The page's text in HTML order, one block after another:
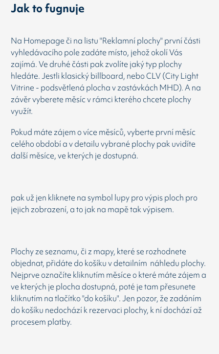
Jak to fugnuje
Na Homepage či na listu "Reklamní plochy" první části
vyhledávacího pole zadáte místo, jehož okolí Vás
zajímá. Ve druhé části pak zvolíte jaký typ plochy
hledáte. Jestli klasický billboard, nebo CLV (City Light
Vitrine - podsvětlená plocha v zastávkách MHD). A na
závěr vyberete měsíc v rámci kterého chcete plochy
využít.
Pokud máte zájem o více měsíců, vyberte první měsíc
celého období a v detailu vybrané plochy pak uvidíte
další měsíce, ve kterých je dostupná.
pak už jen kliknete na symbol lupy pro výpis ploch pro
jejich zobrazení, a to jak na mapě tak výpisem.
Plochy ze seznamu, či z mapy, které se rozhodnete
objednat, přidáte do košíku v detailním náhledu plochy.
Nejprve označíte kliknutím měsíce o které máte zájem a
ve kterých je plocha dostupná, poté je tam přesunete
kliknutím na tlačítko "do košíku". Jen pozor, že zadáním
do košíku nedochází k rezervaci plochy, k ní dochází až
procesem platby.